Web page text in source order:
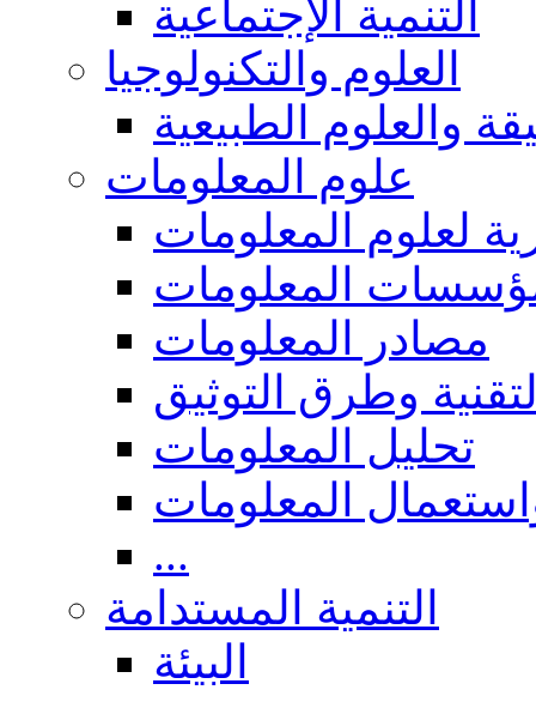
التنمية الإجتماعية
العلوم والتكنولوجيا
والعلوم الطبيعية
علوم المعلومات
لعلوم المعلومات
المعلومات
مصادر المعلومات
وطرق التوثيق
تحليل المعلومات
المعلومات
...
التنمية المستدامة
البيئة